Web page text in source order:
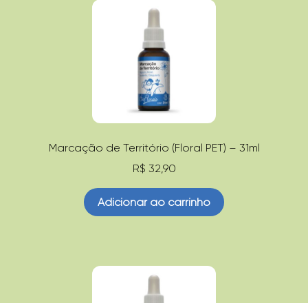
Marcação de Território (Floral PET) – 31ml
R$ 32,90
Adicionar ao carrinho